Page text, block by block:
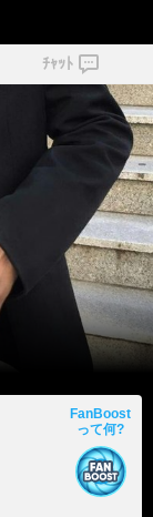
ﾁｬｯﾄ
FanBoost
って何?